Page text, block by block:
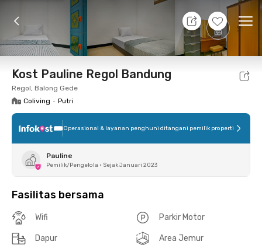
+1
7 Agt 26 - Belum tahu
Foto Fasilitas bersama Lokasi Kamar
Kost Pauline Regol Bandung
Regol, Balong Gede
Coliving • Putri
Operasional & layanan penghuni ditangani pemilik properti
Pauline
Pemilik/Pengelola • Sejak Januari 2023
Fasilitas bersama
Wifi Parkir Motor
Dapur Area Jemur